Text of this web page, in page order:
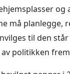
og
må planlegge,
til den
politikken